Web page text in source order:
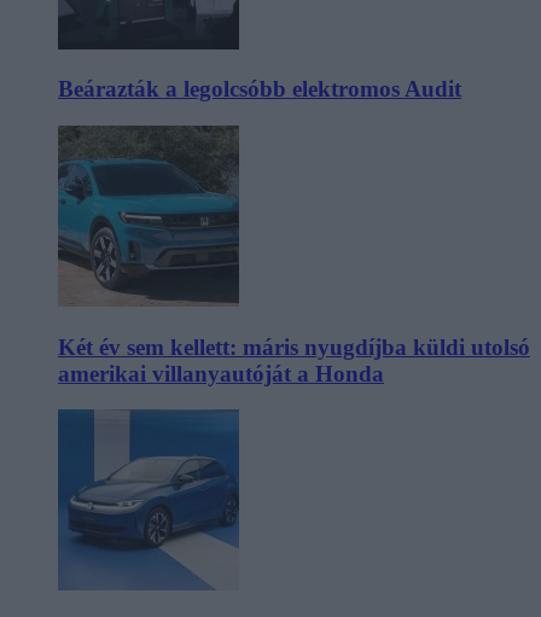
Beárazták a legolcsóbb elektromos Audit
Két év sem kellett: máris nyugdíjba küldi utolsó
amerikai villanyautóját a Honda